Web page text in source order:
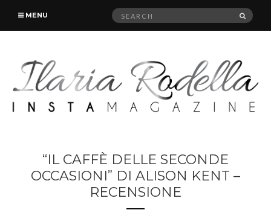
MENU
Search
“IL CAFFÈ DELLE SECONDE
OCCASIONI” DI ALISON KENT –
RECENSIONE